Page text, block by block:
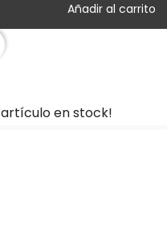
Añadir al carrito
artículo en stock!